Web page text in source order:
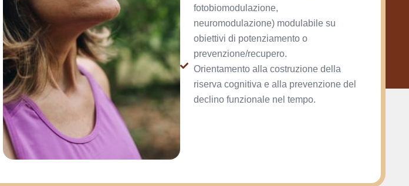
fotobiomodulazione,
neuromodulazione) modulabile su
obiettivi di potenziamento o
prevenzione/recupero.
Orientamento alla costruzione della
riserva cognitiva e alla prevenzione del
declino funzionale nel tempo.